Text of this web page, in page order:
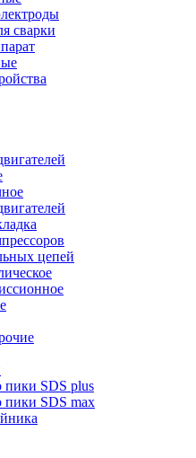
сварки
цепей
пики SDS plus
пики SDS max